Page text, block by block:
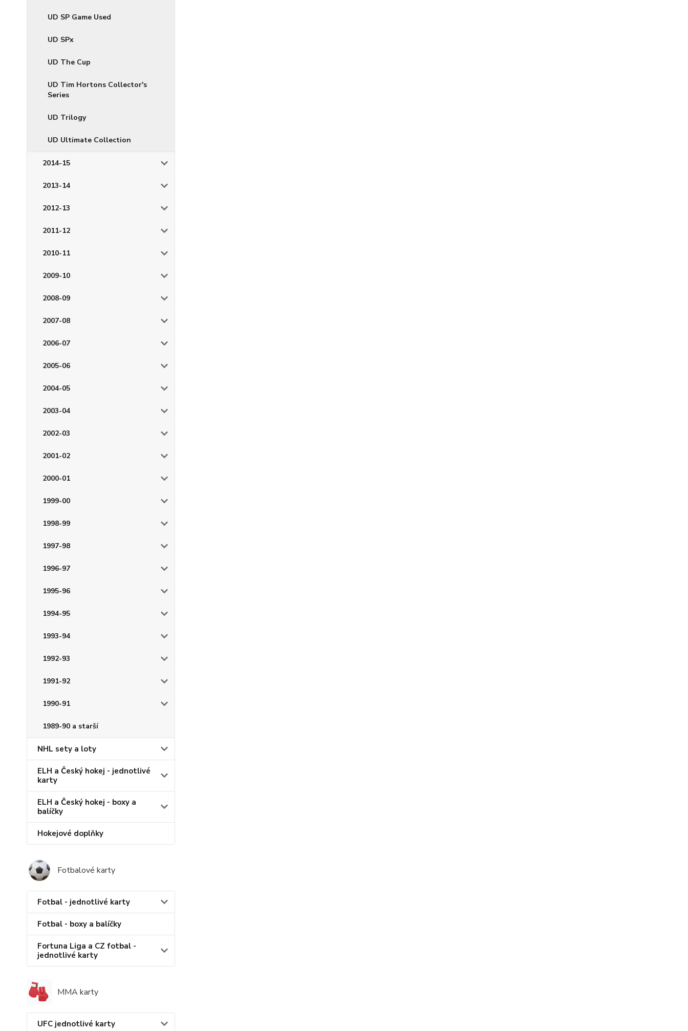
UD SP Game Used
UD SPx
UD The Cup
UD Tim Hortons Collector's
Series
UD Trilogy
UD Ultimate Collection
2014-15
2013-14
2012-13
2011-12
2010-11
2009-10
2008-09
2007-08
2006-07
2005-06
2004-05
2003-04
2002-03
2001-02
2000-01
1999-00
1998-99
1997-98
1996-97
1995-96
1994-95
1993-94
1992-93
1991-92
1990-91
1989-90 a starší
NHL sety a loty
ELH a Český hokej - jednotlivé
karty
ELH a Český hokej - boxy a
balíčky
Hokejové doplňky
Fotbalové karty
Fotbal - jednotlivé karty
Fotbal - boxy a balíčky
Fortuna Liga a CZ fotbal -
jednotlivé karty
MMA karty
UFC jednotlivé karty